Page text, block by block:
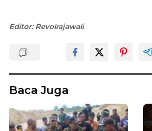
Editor: Revolrajawali
Baca Juga